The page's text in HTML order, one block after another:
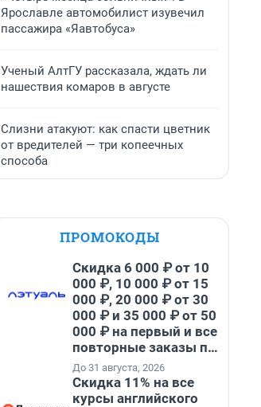
Ярославле автомобилист изувечил
пассажира «Яавтобуса»
Ученый АлтГУ рассказала, ждать ли
нашествия комаров в августе
Слизни атакуют: как спасти цветник
от вредителей — три копеечных
способа
ПРОМОКОДЫ
Скидка 6 000 ₽ от 10
000 ₽, 10 000 ₽ от 15
000 ₽, 20 000 ₽ от 30
000 ₽ и 35 000 ₽ от 50
000 ₽ на первый и все
повторные заказы по
промокоду НАБЕРИ
До 31 августа, 2026
Скидка 11% на все
курсы английского